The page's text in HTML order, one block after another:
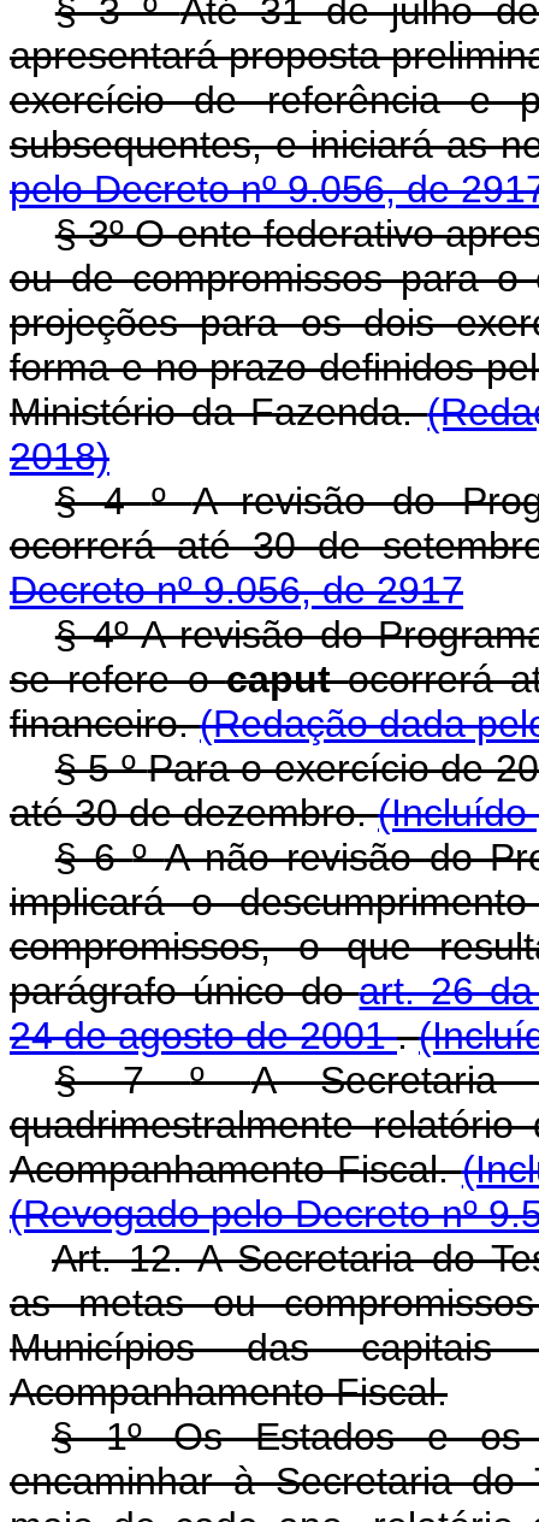
§ 3ºAté 31 de julho
apresentará proposta
exercício de referência e
subsequentes, e iniciará as
pelo Decreto nº 9.056, de
§ 3º O ente federativo
ou de compromissos para o
projeções para os dois
forma e no prazo definidos
Ministério da Fazenda.
2018)
§ 4ºA revisão do
ocorrerá até 30 de
Decreto nº 9.056, de 2917
§ 4º A revisão do
se refere ocaputocorrerá
financeiro.(Redação dada
§ 5ºPara o exercício de
até 30 de dezembro.(Incluído
§ 6ºA não revisão do
implicará o
compromissos, o que
parágrafo único doart. 26
24 de agosto de 2001.
§ 7ºA Secretaria
quadrimestralmente
Acompanhamento Fiscal.
(Revogado pelo Decreto nº
Art. 12. A Secretaria do
as metas ou
Municípios das
Acompanhamento Fiscal.
§ 1º Os Estados e os
encaminhar à Secretaria